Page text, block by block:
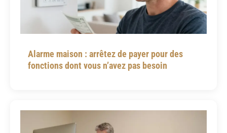
Alarme maison : arrêtez de payer pour des
fonctions dont vous n’avez pas besoin